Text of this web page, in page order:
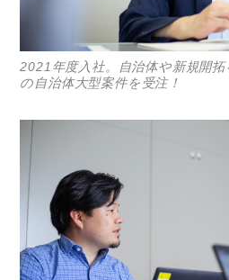
お問い合わせ
2021年度入社。自治体や新規開
の自治体大型案件を受注！